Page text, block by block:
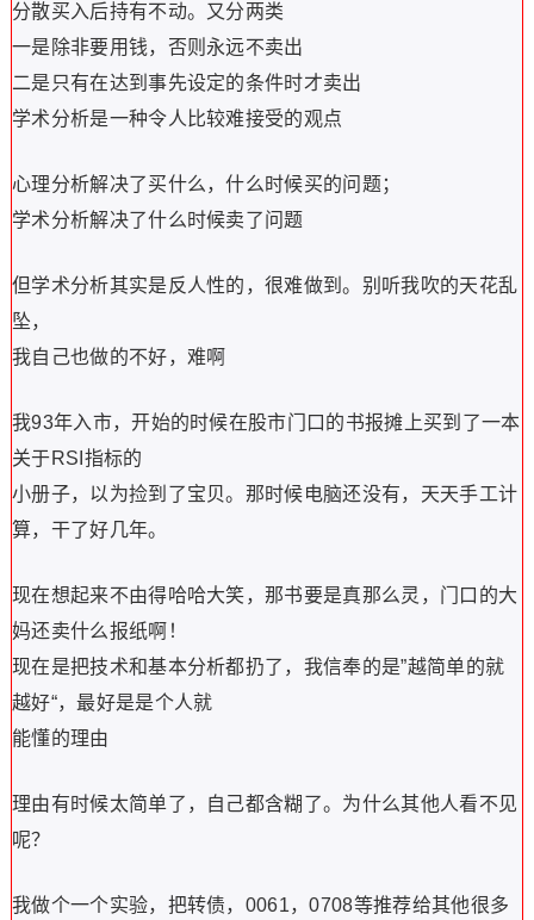
分散买入后持有不动。又分两类
一是除非要用钱，否则永远不卖出
二是只有在达到事先设定的条件时才卖出
学术分析是一种令人比较难接受的观点
心理分析解决了买什么，什么时候买的问题；
学术分析解决了什么时候卖了问题
但学术分析其实是反人性的，很难做到。别听我吹的天花乱
坠，
我自己也做的不好，难啊
我93年入市，开始的时候在股市门口的书报摊上买到了一本
关于RSI指标的
小册子，以为捡到了宝贝。那时候电脑还没有，天天手工计
算，干了好几年。
现在想起来不由得哈哈大笑，那书要是真那么灵，门口的大
妈还卖什么报纸啊！
现在是把技术和基本分析都扔了，我信奉的是”越简单的就
越好“，最好是是个人就
能懂的理由
理由有时候太简单了，自己都含糊了。为什么其他人看不见
呢？
我做个一个实验，把转债，0061，0708等推荐给其他很多